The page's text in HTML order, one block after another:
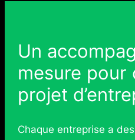
Un
mesure pour
projet
Chaque entreprise a